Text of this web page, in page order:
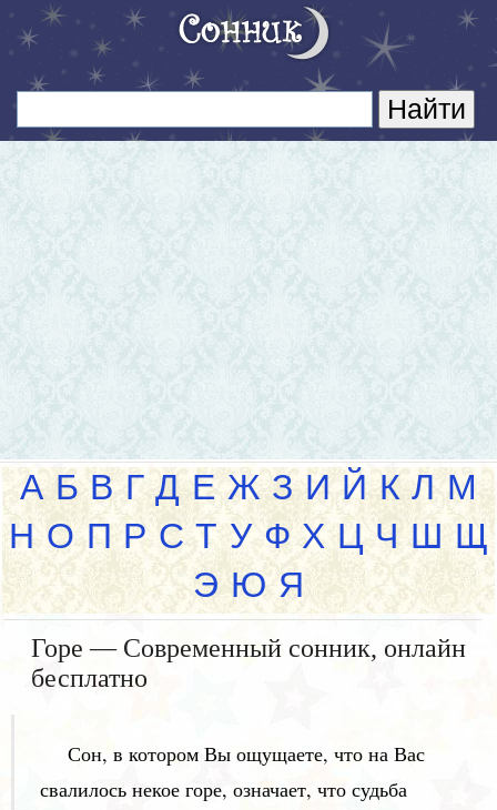
А Б В Г Д Е Ж З И Й К Л М
Н О П Р С Т У Ф Х Ц Ч Ш Щ
Э Ю Я
Горе — Современный сонник, онлайн
бесплатно
Сон, в котором Вы ощущаете, что на Вас
свалилось некое горе, означает, что судьба